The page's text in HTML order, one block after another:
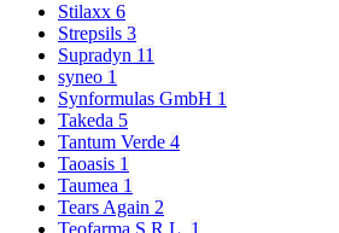
Stilaxx 6
Strepsils 3
Supradyn 11
syneo 1
Synformulas GmbH 1
Takeda 5
Tantum Verde 4
Taoasis 1
Taumea 1
Tears Again 2